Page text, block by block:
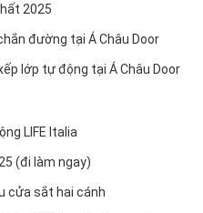
2025
đường tại Á Châu Door
lớp tự động tại Á Châu Door
LIFE Italia
(đi làm ngay)
cửa sắt hai cánh